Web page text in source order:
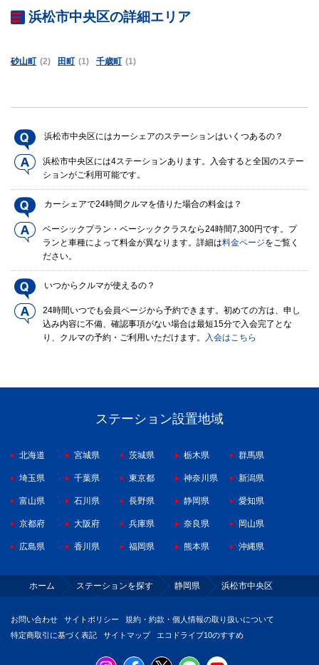
浜松市中央区の詳細エリア
砂山町 (2) 田町 (1) 千歳町 (1)
浜松市中央区にはカーシェアのステーションはいくつあるの？
浜松市中央区には4ステーションあります。入会すると全国のステー
ションがご利用可能です。
カーシェアで24時間クルマを借りた場合の料金は？
ベーシックプラン・ベーシッククラスなら24時間7,300円です。プ
ランと車種によって料金が異なります。詳細は料金ページをご覧く
ださい。
いつからクルマが使えるの？
24時間いつでも会員ページから予約できます。初めての方は、申し
込み内容に不備、確認事項がない場合は最短15分で入会完了とな
り、クルマの予約・ご利用いただけます。
入会はこちら
ステーション設置地域
北海道 宮城県 茨城県 栃木県 群馬県
埼玉県 千葉県 東京都 神奈川県 新潟県
富山県 石川県 長野県 静岡県 愛知県
京都府 大阪府 兵庫県 奈良県 岡山県
広島県 香川県 福岡県 熊本県 沖縄県
ホーム ステーションを探す 静岡県 浜松市中央区
お問い合わせ サイトポリシー
規約・約款・個人情報の取り扱いについて
特定商取引に基づく表記
サイトマップ エコドライブ10のすすめ